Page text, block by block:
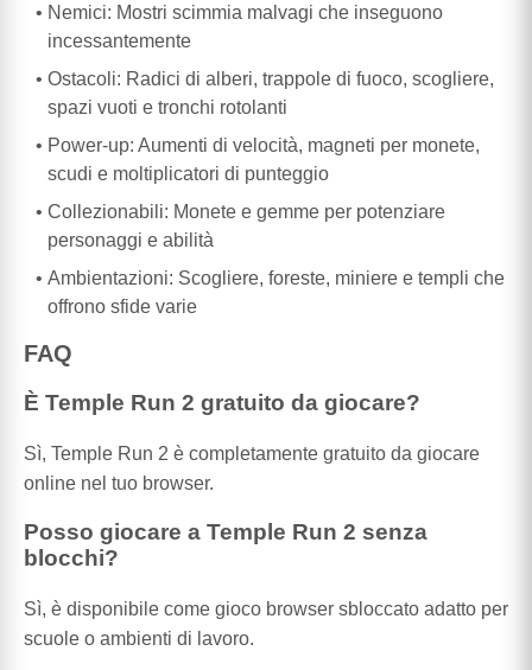
Nemici: Mostri scimmia malvagi che inseguono
incessantemente
Ostacoli: Radici di alberi, trappole di fuoco, scogliere,
spazi vuoti e tronchi rotolanti
Power-up: Aumenti di velocità, magneti per monete,
scudi e moltiplicatori di punteggio
Collezionabili: Monete e gemme per potenziare
personaggi e abilità
Ambientazioni: Scogliere, foreste, miniere e templi che
offrono sfide varie
FAQ
È Temple Run 2 gratuito da giocare?
Sì, Temple Run 2 è completamente gratuito da giocare
online nel tuo browser.
Posso giocare a Temple Run 2 senza
blocchi?
Sì, è disponibile come gioco browser sbloccato adatto per
scuole o ambienti di lavoro.